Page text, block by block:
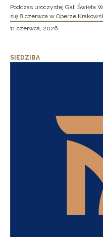
Podczas uroczystej Gali Święta
się 8 czerwca w Operze
11 czerwca, 2026
SIEDZIBA